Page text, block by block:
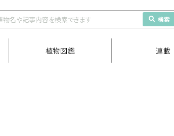
検索
植物図鑑 連載